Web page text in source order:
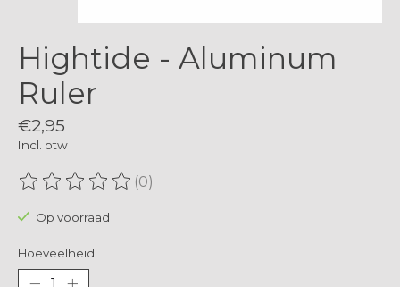
Hightide - Aluminum
Ruler
€2,95
Incl. btw
De beoordeling van dit product is
(0)
Op voorraad
Hoeveelheid: